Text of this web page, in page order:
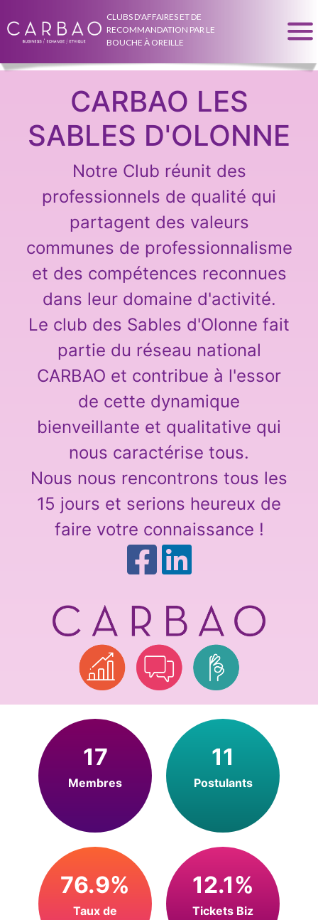
CLUBS D'AFFAIRES ET DE
RECOMMANDATION PAR LE
BOUCHE À OREILLE
CARBAO LES
SABLES D'OLONNE
Notre Club réunit des
professionnels de qualité qui
partagent des valeurs
communes de professionnalisme
et des compétences reconnues
dans leur domaine d'activité.
Le club des Sables d'Olonne fait
partie du réseau national
CARBAO et contribue à l'essor
de cette dynamique
bienveillante et qualitative qui
nous caractérise tous.
Nous nous rencontrons tous les
15 jours et serions heureux de
faire votre connaissance !
17
Membres
11
Postulants
76.9%
Taux de
12.1%
Tickets Biz